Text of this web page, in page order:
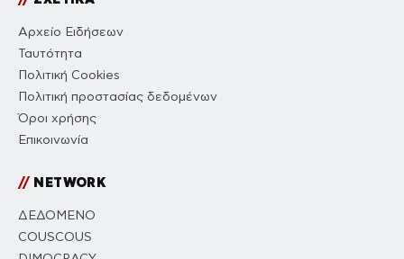
Αρχείο Ειδήσεων
Ταυτότητα
Πολιτική Cookies
Πολιτική προστασίας δεδομένων
Όροι χρήσης
Επικοινωνία
//NETWORK
ΔΕΔΟΜΕΝΟ
COUSCOUS